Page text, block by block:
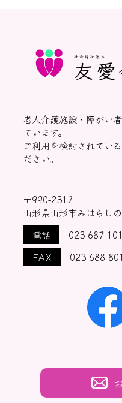
社会福祉法人
友
老人介護施設・障がい
ています。
ご利用を検討されてい
ださい。
〒990-2317
山形県山形市みはらし
電話
023-687-
FAX
023-688-